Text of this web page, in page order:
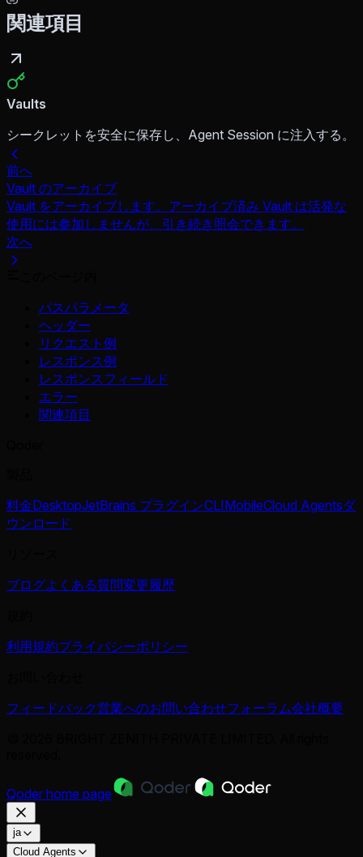
関連項目
Vaults
シークレットを安全に保存し、Agent Session に注入する。
前へ
Vault のアーカイブ
Vault をアーカイブします。アーカイブ済み Vault は活発な
使用には参加しませんが、引き続き照会できます。
次へ
パスパラメータ
ヘッダー
リクエスト例
レスポンス例
レスポンスフィールド
エラー
関連項目
料金DesktopJetBrains プラグインCLIMobileCloud Agentsダ
ウンロード
ブログよくある質問変更履歴
利用規約プライバシーポリシー
フィードバック営業へのお問い合わせフォーラム会社概要
Qoder home page
ja
Cloud Agents